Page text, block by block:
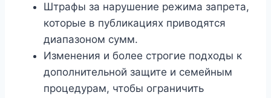
Штрафы за нарушение режима запрета,
которые в публикациях приводятся
диапазоном сумм.
Изменения и более строгие подходы к
дополнительной защите и семейным
процедурам, чтобы ограничить